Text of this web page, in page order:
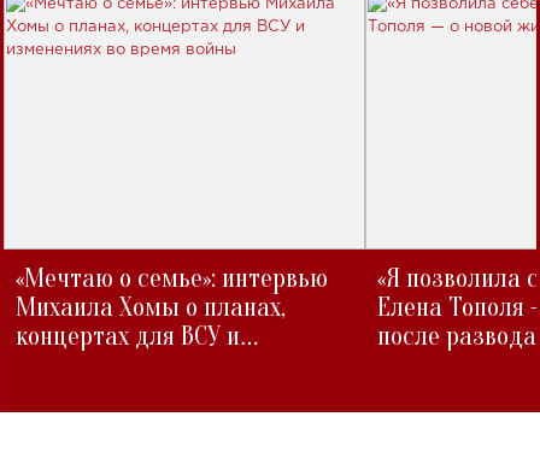
«Мечтаю о семье»: интервью
Михаила Хомы о планах,
концертах для ВСУ и
«Я позволила
Елена Тополя
после развода